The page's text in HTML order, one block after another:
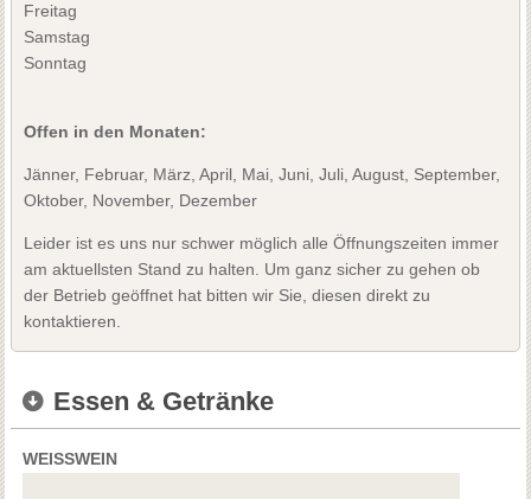
Freitag
Samstag
Sonntag
Offen in den Monaten:
Jänner, Februar, März, April, Mai, Juni, Juli, August, September,
Oktober, November, Dezember
Leider ist es uns nur schwer möglich alle Öffnungszeiten immer
am aktuellsten Stand zu halten. Um ganz sicher zu gehen ob
der Betrieb geöffnet hat bitten wir Sie, diesen direkt zu
kontaktieren.
Essen & Getränke
WEISSWEIN